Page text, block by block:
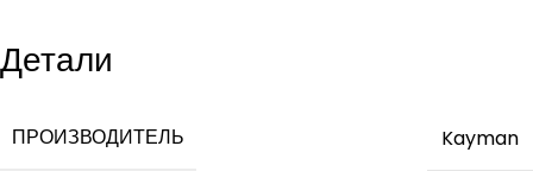
Детали
ПРОИЗВОДИТЕЛЬ Kayman